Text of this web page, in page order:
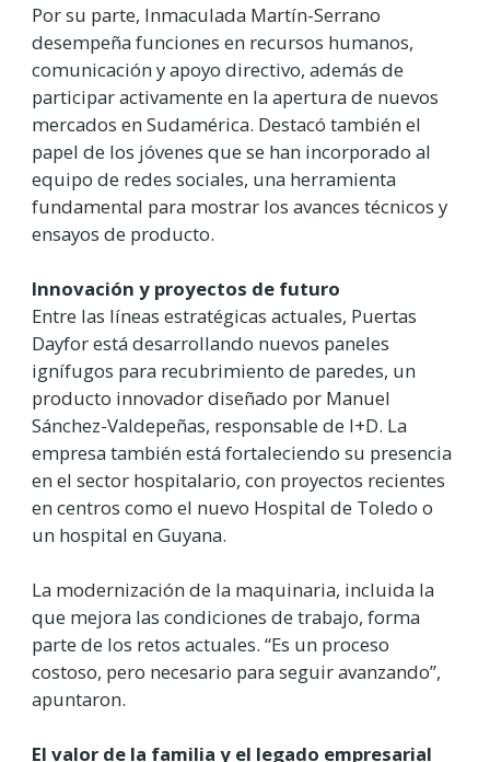
Por su parte, Inmaculada Martín-Serrano
desempeña funciones en recursos humanos,
comunicación y apoyo directivo, además de
participar activamente en la apertura de nuevos
mercados en Sudamérica. Destacó también el
papel de los jóvenes que se han incorporado al
equipo de redes sociales, una herramienta
fundamental para mostrar los avances técnicos y
ensayos de producto.
Innovación y proyectos de futuro
Entre las líneas estratégicas actuales, Puertas
Dayfor está desarrollando nuevos paneles
ignífugos para recubrimiento de paredes, un
producto innovador diseñado por Manuel
Sánchez-Valdepeñas, responsable de I+D. La
empresa también está fortaleciendo su presencia
en el sector hospitalario, con proyectos recientes
en centros como el nuevo Hospital de Toledo o
un hospital en Guyana.
La modernización de la maquinaria, incluida la
que mejora las condiciones de trabajo, forma
parte de los retos actuales. “Es un proceso
costoso, pero necesario para seguir avanzando”,
apuntaron.
El valor de la familia y el legado empresarial